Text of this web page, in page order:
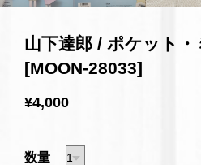
山下達郎 / ポケット・
[MOON-28033]
¥4,000
数量